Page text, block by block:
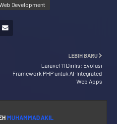
Development
LEBIH BARU
Laravel 11 Dirilis: Evolusi
Framework PHP untuk AI‑Integrated
Web Apps
MUHAMMAD AKIL